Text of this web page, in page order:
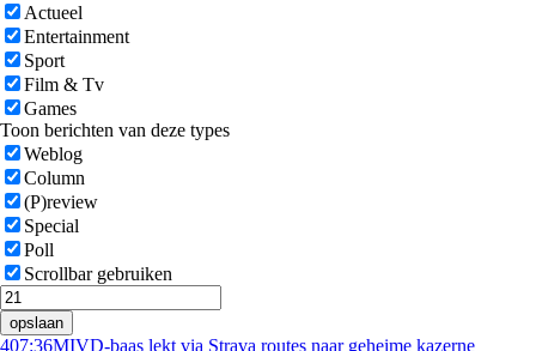
Actueel
Entertainment
Sport
Film & Tv
Games
Toon berichten van deze types
Weblog
Column
(P)review
Special
Poll
Scrollbar gebruiken
opslaan
407:36MIVD-baas lekt via Strava routes naar geheime kazerne